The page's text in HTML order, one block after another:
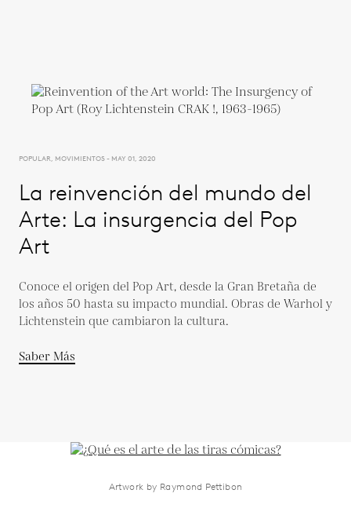
POPULAR, MOVIMIENTOS - MAY 01, 2020
La reinvención del mundo del
Arte: La insurgencia del Pop
Art
Conoce el origen del Pop Art, desde la Gran Bretaña de
los años 50 hasta su impacto mundial. Obras de Warhol y
Lichtenstein que cambiaron la cultura.
Saber Más
Artwork by Raymond Pettibon